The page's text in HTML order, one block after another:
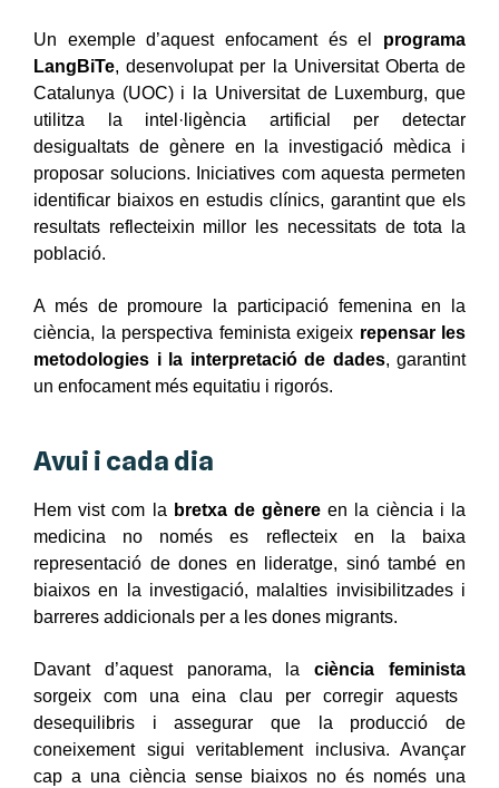
Un exemple d’aquest enfocament és el programa
LangBiTe, desenvolupat per la Universitat Oberta de
Catalunya (UOC) i la Universitat de Luxemburg, que
utilitza la intel·ligència artificial per detectar
desigualtats de gènere en la investigació mèdica i
proposar solucions. Iniciatives com aquesta permeten
identificar biaixos en estudis clínics, garantint que els
resultats reflecteixin millor les necessitats de tota la
població.
A més de promoure la participació femenina en la
ciència, la perspectiva feminista exigeix repensar les
metodologies i la interpretació de dades, garantint
un enfocament més equitatiu i rigorós.
Avui i cada dia
Hem vist com la bretxa de gènere en la ciència i la
medicina no només es reflecteix en la baixa
representació de dones en lideratge, sinó també en
biaixos en la investigació, malalties invisibilitzades i
barreres addicionals per a les dones migrants.
Davant d’aquest panorama, laciència feminista
sorgeix com una eina clau per corregir aquests
desequilibris i assegurar que la producció de
coneixement sigui veritablement inclusiva. Avançar
cap a una ciència sense biaixos no és només una